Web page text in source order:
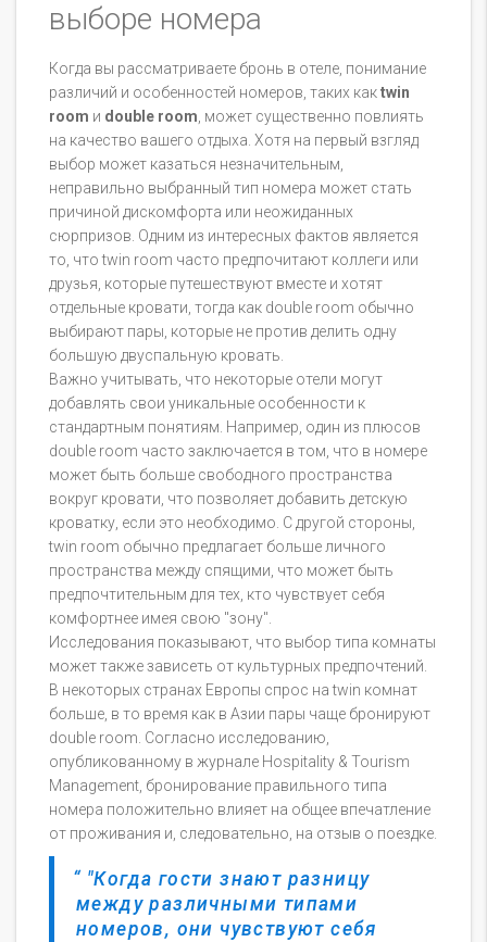
выборе номера
Когда вы рассматриваете бронь в отеле, понимание
различий и особенностей номеров, таких какtwin
room и double room , может существенно повлиять
на качество вашего отдыха. Хотя на первый взгляд
выбор может казаться незначительным,
неправильно выбранный тип номера может стать
причиной дискомфорта или неожиданных
сюрпризов. Одним из интересных фактов является
то, что twin room часто предпочитают коллеги или
друзья, которые путешествуют вместе и хотят
отдельные кровати, тогда как double room обычно
выбирают пары, которые не против делить одну
большую двуспальную кровать.
Важно учитывать, что некоторые отели могут
добавлять свои уникальные особенности к
стандартным понятиям. Например, один из плюсов
double room часто заключается в том, что в номере
может быть больше свободного пространства
вокруг кровати, что позволяет добавить детскую
кроватку, если это необходимо. С другой стороны,
twin room обычно предлагает больше личного
пространства между спящими, что может быть
предпочтительным для тех, кто чувствует себя
комфортнее имея свою "зону".
Исследования показывают, что выбор типа комнаты
может также зависеть от культурных предпочтений.
В некоторых странах Европы спрос на twin комнат
больше, в то время как в Азии пары чаще бронируют
double room. Согласно исследованию,
опубликованному в журнале Hospitality & Tourism
Management, бронирование правильного типа
номера положительно влияет на общее впечатление
от проживания и, следовательно, на отзыв о поездке.
"Когда гости знают разницу
между различными типами
номеров, они чувствуют себя